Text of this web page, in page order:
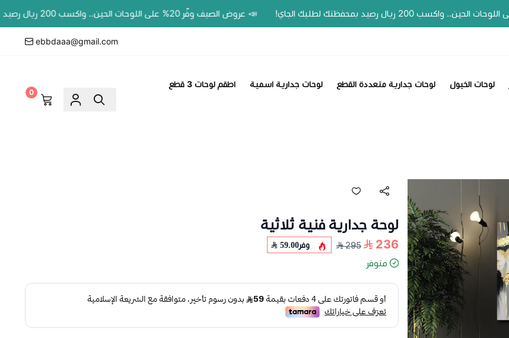
📣 عروض الصيف وفّر 20% على اللوحات الحين.. واكسب 200 ريال رصيد بمحفظتك لطلبك الجاي!
ebbdaaa@gmail.com
لوحات الخيول لوحات جدارية متعددة القطع لوحات جدارية اسمية اطقم لوحات 3 قطع
0
لوحة جدارية فنية ثلاثية
236
295 وفر59.00
متوفر